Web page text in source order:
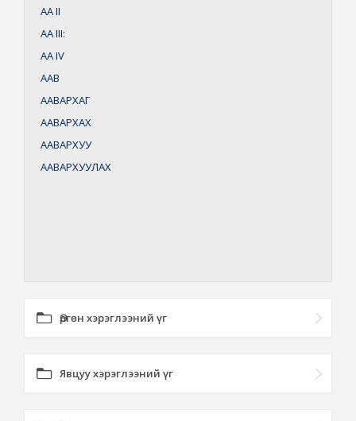
ААII
ААIII:
ААIV
ААВ
ААВАРХАГ
ААВАРХАХ
ААВАРХУУ
ААВАРХУУЛАХ
Өргөн хэрэглээний үг
Явцуу хэрэглээний үг